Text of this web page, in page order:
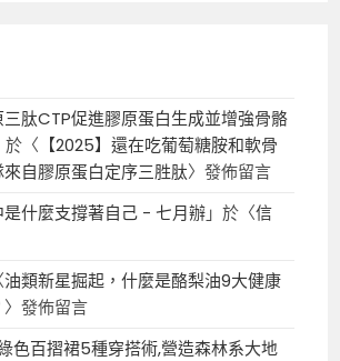
肽CTP促進膠原蛋白生成並增強骨骼
於〈 【2025】還在吃葡萄糖胺和軟骨
自膠原蛋白定序三胜肽〉發佈留言
什麼支撐著自己 - 七月辦」於〈信
油類新星掘起，什麼是酪梨油9大健康
〉發佈留言
色百摺裙5種穿搭術,營造森林系大地